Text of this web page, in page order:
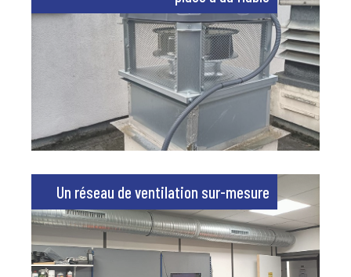
Un réseau de ventilation sur-mesure